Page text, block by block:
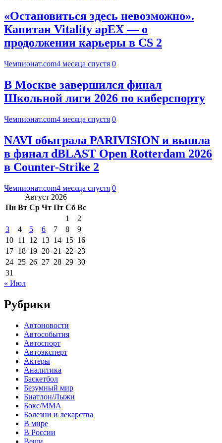
«Остановиться здесь невозможно».
Капитан Vitality apEX — о
продолжении карьеры в CS 2
Чемпионат.com4 месяца спустя 0
В Москве завершился финал
Школьной лиги 2026 по киберспорту
Чемпионат.com4 месяца спустя 0
NAVI обыграла PARIVISION и вышла
в финал dBLAST Open Rotterdam 2026
в Counter-Strike 2
Чемпионат.com4 месяца спустя 0
Август 2026
Пн Вт Ср Чт Пт Сб Вс
1
2
3
4 5 6 7 8
9
10 11 12 13 14 15 16
17 18 19 20 21 22 23
24 25 26 27 28 29 30
31
« Июл
Рубрики
Автоновости
Автособытия
Автоспорт
Автоэксперт
Актеры
Аналитика
Баскетбол
Безумный мир
Биатлон/Лыжи
Бокс/MMA
Болезни и лекарства
В мире
В России
Вещи